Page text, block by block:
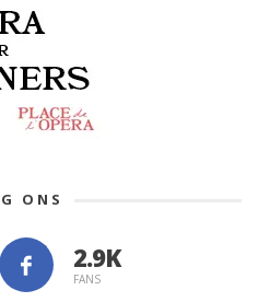
ONS
FANS